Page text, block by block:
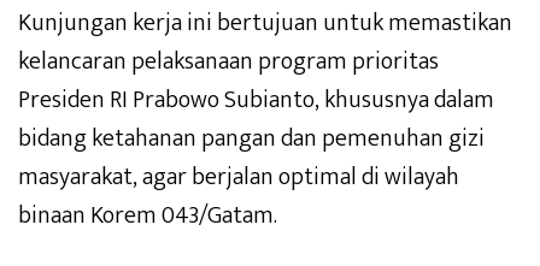
Kunjungan kerja ini bertujuan untuk memastikan
kelancaran pelaksanaan program prioritas
Presiden RI Prabowo Subianto, khususnya dalam
bidang ketahanan pangan dan pemenuhan gizi
masyarakat, agar berjalan optimal di wilayah
binaan Korem 043/Gatam.